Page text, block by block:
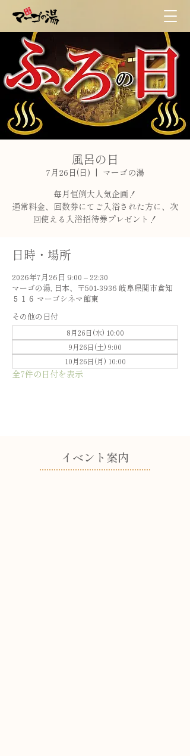
風呂の日
7月26日(日)
  |
マーゴの湯
毎月恒例大人気企画！
通常料金、回数券にてご入浴された方に、次
日時・場所
2026年7月26日 9:00 – 22:30
マーゴの湯, 日本、〒501-3936 岐阜県関市倉知
５１６ マーゴシネマ館東
その他の日付
8月26日(水) 10:00
9月26日(土) 9:00
10月26日(月) 10:00
全7件の日付を表示
​イベント案内